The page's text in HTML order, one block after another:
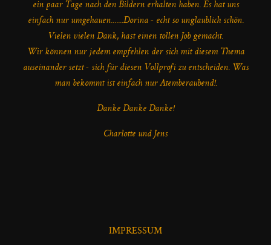
ein paar Tage nach den Bildern erhalten haben. Es hat uns
einfach nur umgehauen.......Dorina - echt so unglaublich schön.
Vielen vielen Dank, hast einen tollen Job gemacht.
Wir können nur jedem empfehlen der sich mit diesem Thema
auseinander setzt - sich für diesen Vollprofi zu entscheiden. Was
man bekommt ist einfach nur Atemberaubend!.
Danke Danke Danke!
Charlotte und Jens
IMPRESSUM